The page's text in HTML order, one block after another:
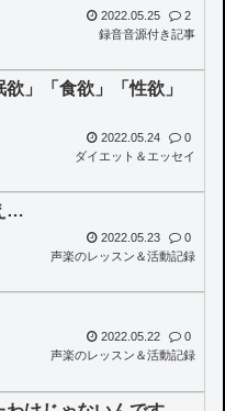
2022.05.25
2
録音音源付き記事
」「食欲」「性欲」
2022.05.24
0
ダイエット＆エッセイ
…
2022.05.23
0
声楽のレッスン＆活動記録
2022.05.22
0
声楽のレッスン＆活動記録